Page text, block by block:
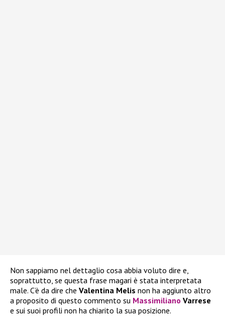
Non sappiamo nel dettaglio cosa abbia voluto dire e,
soprattutto, se questa frase magari è stata interpretata
male. C’è da dire che Valentina Melis non ha aggiunto altro
a proposito di questo commento su Massimiliano Varrese
e sui suoi profili non ha chiarito la sua posizione.